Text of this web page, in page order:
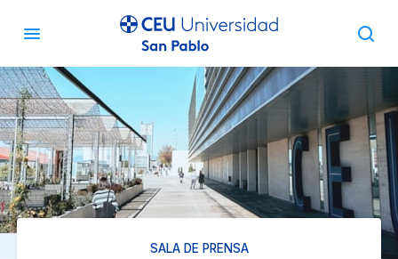
SALA DE PRENSA